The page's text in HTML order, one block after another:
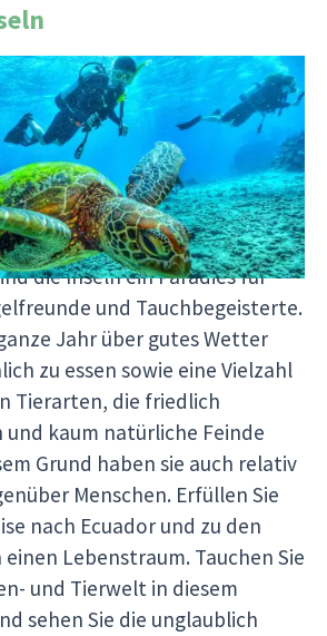
Galapagosinseln
Äquators knapp 1000 km vor
Festlandes. Die Inseln wurden
Charles Darwins Buch Die
in dem ihre nirgendwo sonst
deren Evolution beschrieben
die Inseln ein Paradies für
und Tauchbegeisterte.
Jahr über gutes Wetter
zu essen sowie eine Vielzahl
Tierarten, die friedlich
und kaum natürliche Feinde
Grund haben sie auch relativ
Menschen. Erfüllen Sie
nach Ecuador und zu den
Lebenstraum. Tauchen Sie
und Tierwelt in diesem
sehen Sie die unglaublich